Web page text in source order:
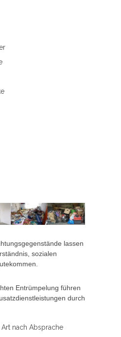
lassen
sozialen
Entrümpelung führen
durch
nach Absprache